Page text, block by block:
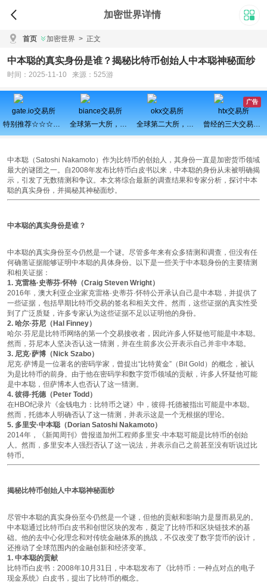
加密世界详情
首页 加密世界 > 正文
中本聪的真实身份是谁？揭秘比特币创始人中本聪神秘面纱
时间：2025-11-10 来源：525游
广告
gate.io交易所
特别推荐☆☆☆百倍币之王
biance交易所
全球第一大所，新用户注册可得100USDT奖励
okx交易所
全球第二大所，新用户拆盲盒100%中奖，最高价值60000元
htx交易所
曾经的三大交易所之一、近期空投活动较多，力争重回巅峰
中本聪（Satoshi Nakamoto）作为比特币的创始人，其身份一直是加密货币领域
最大的谜团之一。自2008年发布比特币白皮书以来，中本聪的身份从未被明确揭
示，引发了无数猜测和争议。本文将综合最新的调查结果和专家分析，探讨中本
聪的真实身份，并揭秘其神秘面纱。
中本聪的真实身份是谁？
中本聪的真实身份至今仍然是一个谜。尽管多年来有众多猜测和调查，但没有任
何确凿证据能够证明中本聪的具体身份。以下是一些关于中本聪身份的主要猜测
和相关证据：
1. 克雷格·史蒂芬·怀特（Craig Steven Wright）
2016年，澳大利亚企业家克雷格·史蒂芬·怀特公开承认自己是中本聪，并提供了
一些证据，包括早期比特币交易的签名和相关文件。然而，这些证据的真实性受
到了广泛质疑，许多专家认为这些证据不足以证明他的身份。
2. 哈尔·芬尼（Hal Finney）
哈尔·芬尼是比特币网络的第一个交易接收者，因此许多人怀疑他可能是中本聪。
然而，芬尼本人坚决否认这一猜测，并在生前多次公开表示自己并非中本聪。
3. 尼克·萨博（Nick Szabo）
尼克·萨博是一位著名的密码学家，曾提出“比特黄金”（Bit Gold）的概念，被认
为是比特币的前身。由于他在密码学和数字货币领域的贡献，许多人怀疑他可能
是中本聪，但萨博本人也否认了这一猜测。
4. 彼得·托德（Peter Todd）
在HBO纪录片《金钱电力：比特币之谜》中，彼得·托德被指出可能是中本聪。
然而，托德本人明确否认了这一猜测，并表示这是一个无根据的理论。
5. 多里安·中本聪（Dorian Satoshi Nakamoto）
2014年，《新闻周刊》曾报道加州工程师多里安·中本聪可能是比特币的创始
人。然而，多里安本人强烈否认了这一说法，并表示自己之前甚至没有听说过比
特币。
揭秘比特币创始人中本聪神秘面纱
尽管中本聪的真实身份至今仍然是一个谜，但他的贡献和影响力是显而易见的。
中本聪通过比特币白皮书和创世区块的发布，奠定了比特币和区块链技术的基
础。他的去中心化理念和对传统金融体系的挑战，不仅改变了数字货币的设计，
还推动了全球范围内的金融创新和经济变革。
1. 中本聪的贡献
比特币白皮书 ：2008年10月31日，中本聪发布了《比特币：一种点对点的电子
现金系统》白皮书，提出了比特币的概念。